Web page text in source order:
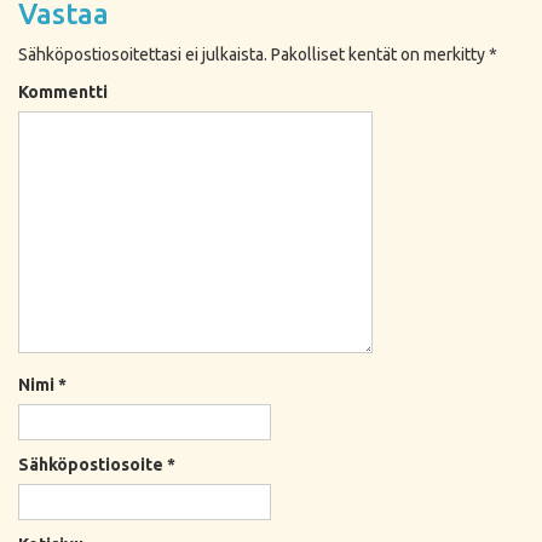
Vastaa
Sähköpostiosoitettasi ei julkaista. Pakolliset kentät on merkitty*
Kommentti
Nimi*
Sähköpostiosoite *